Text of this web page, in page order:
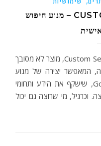
CUSTOM SEARCH ENGINE – מנוע חיפוש
Google השיקה את Custom Search Engine, מוצר לא מסובך
המאפשר יצירה של מנוע
חיפוש המבוסס על זה של Google, שישקף את הידע ותחומי
וכרגיל, מי שרוצה גם יכול